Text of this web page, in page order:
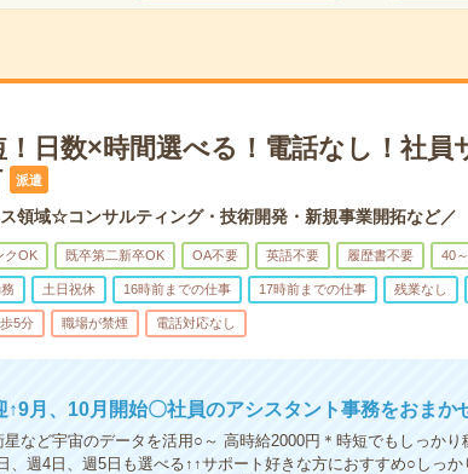
！日数×時間選べる！電話なし！社員
派遣
領域☆コンサルティング・技術開発・新規事業開拓など／
クOK 既卒第二新卒OK OA不要 英語不要 履歴書不要 40
土日祝休 16時前までの仕事 17時前までの仕事 残業なし
5分 職場が禁煙 電話対応なし
月、10月開始〇社員のアシスタント事務をおまか
など宇宙のデータを活用○～ 高時給2000円＊時短でもしっか
、週4日、週5日も選べる↑↑サポート好きな方におすすめ○しっ